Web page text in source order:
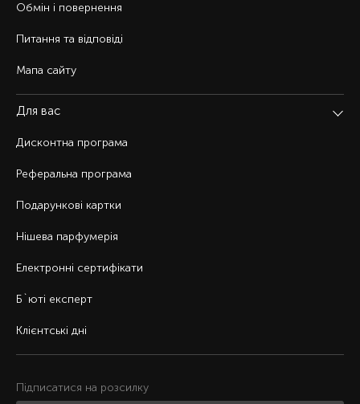
Обмін і повернення
Питання та відповіді
Мапа сайту
Для вас
Дисконтна програма
Реферальна програма
Подарункові картки
Нішева парфумерія
Електронні сертифікати
Б`юті експерт
Клієнтські дні
Підписатися на розсилку